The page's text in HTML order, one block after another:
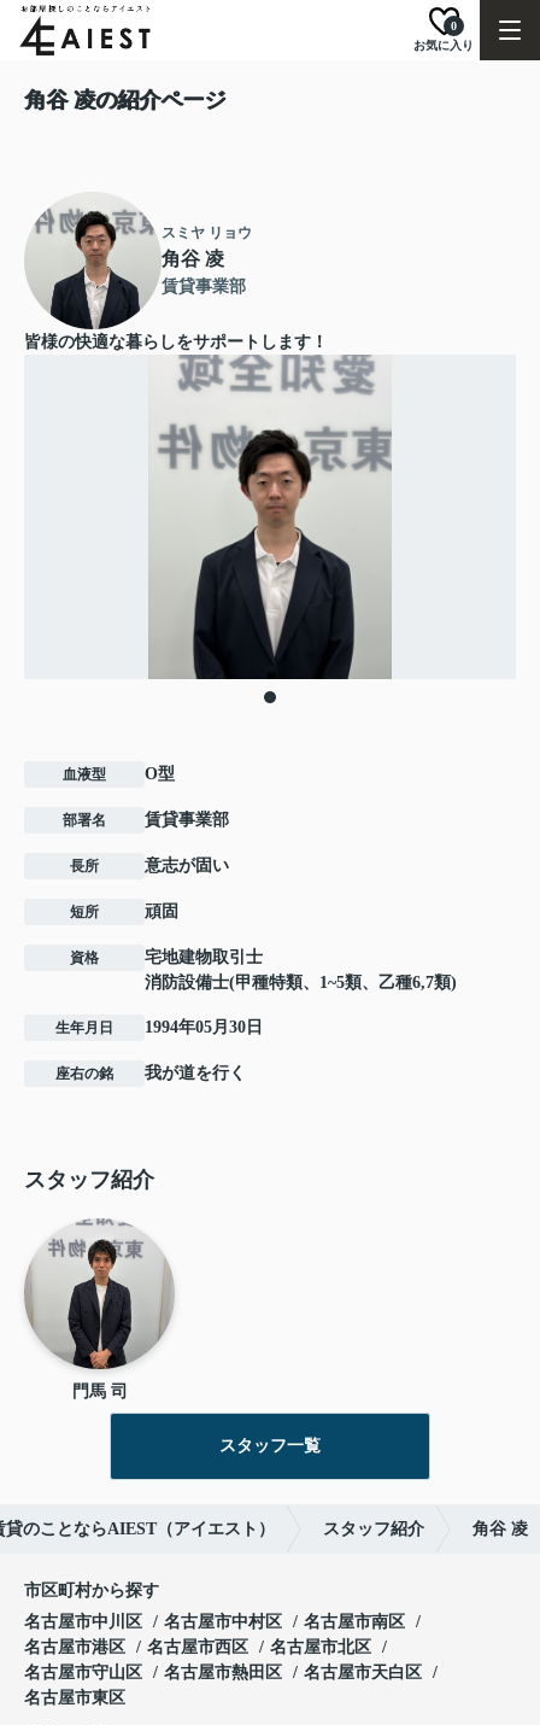
お気に入り
0
角谷 凌の紹介ページ
スミヤ リョウ
角谷 凌
賃貸事業部
皆様の快適な暮らしをサポートします！
血液型 O型
部署名 賃貸事業部
長所 意志が固い
短所 頑固
資格
宅地建物取引士
消防設備士(甲種特類、1~5類、乙種6,7類)
生年月日 1994年05月30日
座右の銘 我が道を行く
スタッフ紹介
門馬 司
スタッフ一覧
のことならAIEST（アイエスト） スタッフ紹介 角谷 凌
市区町村から探す
名古屋市中川区
名古屋市中村区
名古屋市南区
名古屋市港区
名古屋市西区
名古屋市北区
名古屋市守山区
名古屋市熱田区
名古屋市天白区
名古屋市東区